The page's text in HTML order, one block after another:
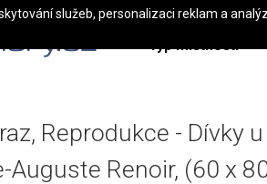
Typ místnosti
Reprodukce - Dívky
Auguste Renoir, (60 x
služeb, personalizaci reklam a